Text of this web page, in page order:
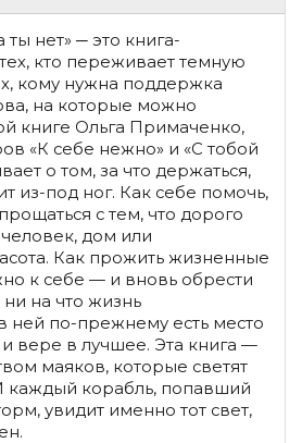
ты нет» ─ это книга-
кто переживает темную
кому нужна поддержка
на которые можно
книге Ольга Примаченко,
«К себе нежно» и «С тобой
о том, за что держаться,
из-под ног. Как себе помочь,
с тем, что дорого
дом или
Как прожить жизненные
к себе — и вновь обрести
на что жизнь
ней по-прежнему есть место
вере в лучшее. Эта книга —
маяков, которые светят
каждый корабль, попавший
увидит именно тот свет,